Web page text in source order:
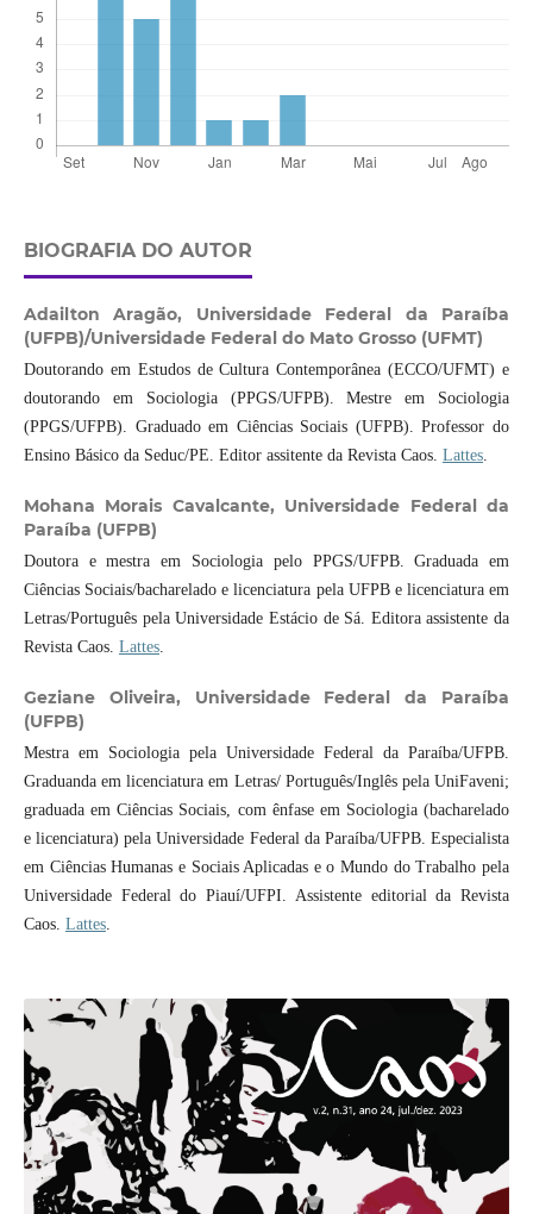
BIOGRAFIA DO AUTOR
Adailton Aragão, Universidade Federal da Paraíba
(UFPB)/Universidade Federal do Mato Grosso (UFMT)
Doutorando em Estudos de Cultura Contemporânea (ECCO/UFMT) e
doutorando em Sociologia (PPGS/UFPB). Mestre em Sociologia
(PPGS/UFPB). Graduado em Ciências Sociais (UFPB). Professor do
Ensino Básico da Seduc/PE. Editor assitente da Revista Caos. Lattes.
Mohana Morais Cavalcante, Universidade Federal da
Paraíba (UFPB)
Doutora e mestra em Sociologia pelo PPGS/UFPB. Graduada em
Ciências Sociais/bacharelado e licenciatura pela UFPB e licenciatura em
Letras/Português pela Universidade Estácio de Sá. Editora assistente da
Revista Caos. Lattes.
Geziane Oliveira, Universidade Federal da Paraíba
(UFPB)
Mestra em Sociologia pela Universidade Federal da Paraíba/UFPB.
Graduanda em licenciatura em Letras/ Português/Inglês pela UniFaveni;
graduada em Ciências Sociais, com ênfase em Sociologia (bacharelado
e licenciatura) pela Universidade Federal da Paraíba/UFPB. Especialista
em Ciências Humanas e Sociais Aplicadas e o Mundo do Trabalho pela
Universidade Federal do Piauí/UFPI. Assistente editorial da Revista
Caos. Lattes.